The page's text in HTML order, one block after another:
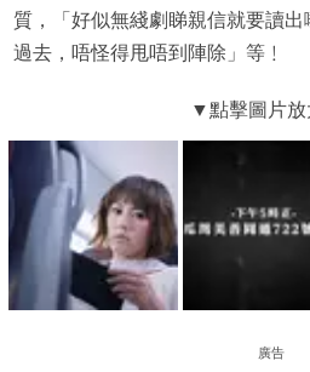
質，「好似無綫劇睇親信就要讀
過去，唔怪得甩唔到陣除」等﹗
廣告